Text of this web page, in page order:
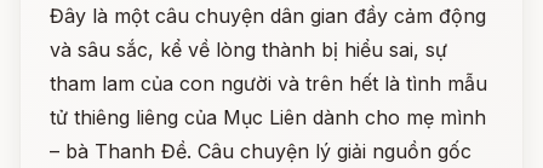
Đây là một câu chuyện dân gian đầy cảm động
và sâu sắc, kể về lòng thành bị hiểu sai, sự
tham lam của con người và trên hết là tình mẫu
tử thiêng liêng của Mục Liên dành cho mẹ mình
– bà Thanh Đề. Câu chuyện lý giải nguồn gốc